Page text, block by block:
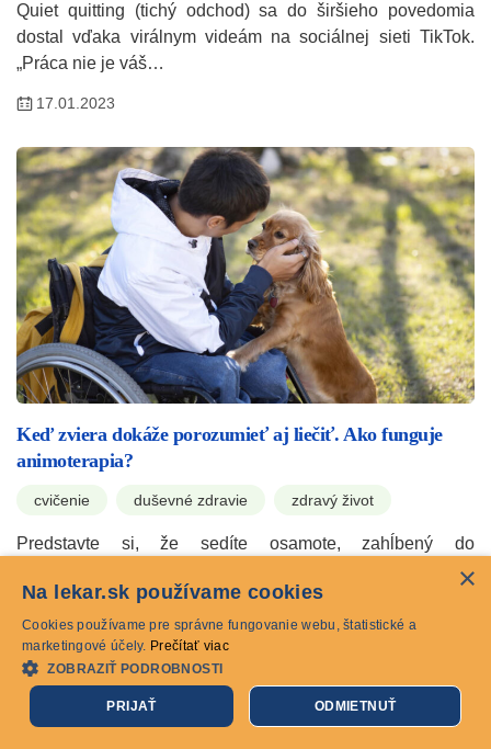
Quiet quitting (tichý odchod) sa do širšieho povedomia
dostal vďaka virálnym videám na sociálnej sieti TikTok.
„Práca nie je váš…
17.01.2023
Keď zviera dokáže porozumieť aj liečiť. Ako funguje
animoterapia?
cvičenie duševné zdravie zdravý život
Predstavte si, že sedíte osamote, zahĺbený do
pochmúrnych myšlienok. Vnútorným monológom ste
dospeli k tomu, že ste úplne nanič, totálne bezcenný.…
15.12.2022
×
Na lekar.sk používame cookies
Cookies používame pre správne fungovanie webu, štatistické a
marketingové účely. Prečítať viac
ZOBRAZIŤ PODROBNOSTI
PRIJAŤ ODMIETNUŤ